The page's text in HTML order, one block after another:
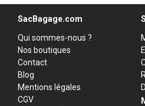
SacBagage.com
Qui sommes-nous ?
Nos boutiques
Contact
Blog
Mentions légales
CGV